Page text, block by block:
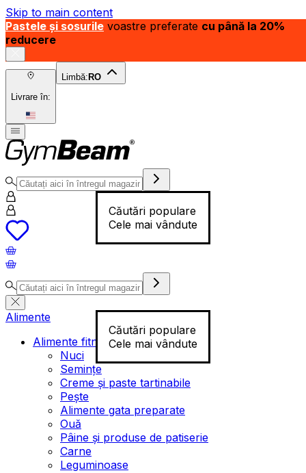
Skip to main content
Pastele și sosurile voastre preferate cu până la 20%
reducere
Livrare în:
Limbă: RO
Căutări populare
Cele mai vândute
Căutări populare
Cele mai vândute
Alimente
Alimente fitness
Nuci
Semințe
Creme și paste tartinabile
Pește
Alimente gata preparate
Ouă
Pâine și produse de patiserie
Carne
Leguminoase